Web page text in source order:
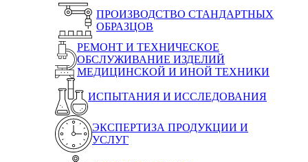
ПРОИЗВОДСТВО СТАНДАРТНЫХ
ОБРАЗЦОВ
РЕМОНТ И ТЕХНИЧЕСКОЕ
ОБСЛУЖИВАНИЕ ИЗДЕЛИЙ
МЕДИЦИНСКОЙ И ИНОЙ ТЕХНИКИ
ИСПЫТАНИЯ И ИССЛЕДОВАНИЯ
ЭКСПЕРТИЗА ПРОДУКЦИИ И
УСЛУГ